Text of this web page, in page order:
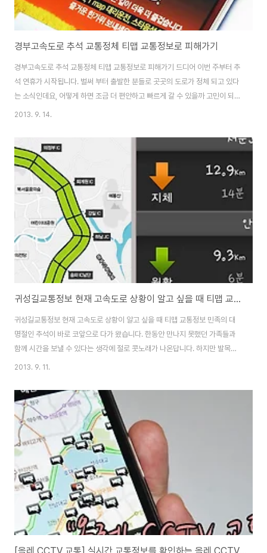
경부고속도로 추석 교통정체 티맵 교통정보로 피해가기
경부고속도로 추석 교통정체 티맵 교통정보로 피해가기 드디어 이번 주부터 추
석 연휴가 시작됩니다. 벌써 부터 출발한 분들로 곳곳의 도로가 정체 되고 있다
는 소식인데요, 어떻게 하면 조금 더 편안하고 빠르게 갈 수 있을까 고민이 되는
분들이라면 티맵 교통정보를 꺼내 주요 도로의 상황을 파악하고 이동할 경로를
도의 정보를 알 수 있는 똑똑한 티맵 어플리케이션이랍니다. 하지만 이번 추석
연휴기간 동안 도로의 상황이 어떻게 될지 궁금한 분들을 위해 추석 기간 동안
티맵 교통정보에서 추석 교통예측 정보를 제공 곳곳의 도로 상황이 어떻게 될
지 알려준다고 합니다. 추석 교통 정체가 걱정되는 분들이라면 미리미리 체크
해봐야겠지요? 티맵 추석 교통예측..
2013. 9. 14.
귀성길교통정보 현재 고속도로 상황이 알고 싶을 때 티맵 교통정보
귀성길교통정보 현재 고속도로 상황이 알고 싶을 때 티맵 교통정보 민족의 대
명절인 추석이 바로 코앞으로 다가 왔습니다. 한동안 만나지 못했던 가족들과
함께 시간을 보낼 수 있다는 생각에 절로 콧노래가 나온답니다. 하지만 발목을
잡는 일이 있었으니.. 바로 고향 길을 오고 가는 길의 심각한 교통 정체 문제입
의외로 시간을 무척 단축 시킬 수 있다는 사실 알고 계신가요? 귀성길 교통정보
이제 티맵 교통 정보를 활용해 빠른 고향 길로 이동하시는 방법 추천 드립니다.
귀성길 교통정보를 알기 위해선 먼저 어떤 길을 선택해서 갈 것 인지를 먼저 결
정해야 합니다. 이때 티맵을 이용해 출발 지점과 도착 지점을 설정하면 가장 최
적화된 길을 알려..
2013. 9. 11.